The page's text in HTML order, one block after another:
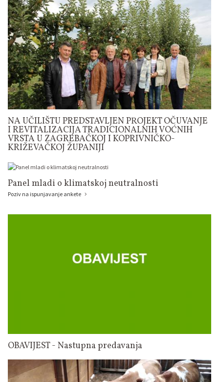
NA UČILIŠTU PREDSTAVLJEN PROJEKT OČUVANJE
I REVITALIZACIJA TRADICIONALNIH VOĆNIH
VRSTA U ZAGREBAČKOJ I KOPRIVNIČKO-
KRIŽEVAČKOJ ŽUPANIJI
Panel mladi o klimatskoj neutralnosti
Poziv na ispunjavanje ankete
OBAVIJEST - Nastupna predavanja